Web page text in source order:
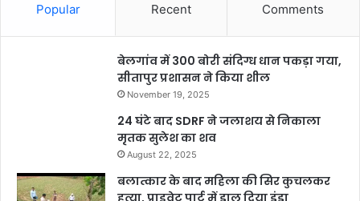
Popular Recent Comments
बेलगांव में 300 बोरी संदिग्ध धान पकड़ा गया,
सीतापुर प्रशासन ने किया शील
November 19, 2025
24 घंटे बाद SDRF ने जलाशय से निकाला
मृतक सुलेश का शव
August 22, 2025
बलात्कार के बाद महिला की सिर कुचलकर
हत्या, प्राइवेट पार्ट में डाल दिया डंडा